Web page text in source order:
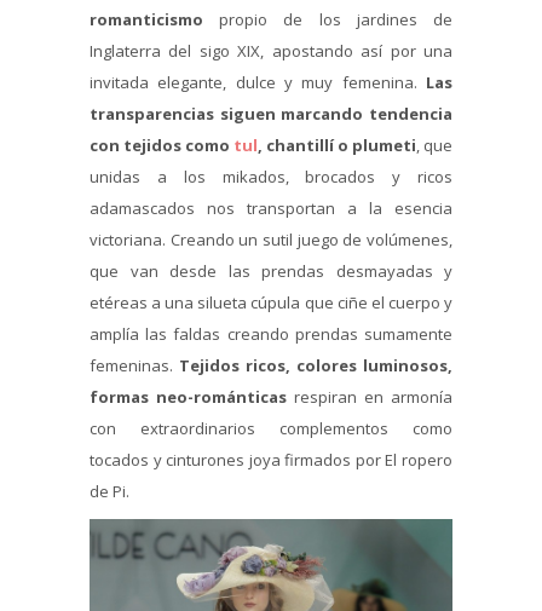
romanticismo propio de los jardines de
Inglaterra del sigo XIX, apostando así por una
invitada elegante, dulce y muy femenina. Las
transparencias siguen marcando tendencia
con tejidos como tul , chantillí o plumeti , que
unidas a los mikados, brocados y ricos
adamascados nos transportan a la esencia
victoriana. Creando un sutil juego de volúmenes,
que van desde las prendas desmayadas y
etéreas a una silueta cúpula que ciñe el cuerpo y
amplía las faldas creando prendas sumamente
femeninas. Tejidos ricos, colores luminosos,
formas neo-románticas respiran en armonía
con extraordinarios complementos como
tocados y cinturones joya firmados por El ropero
de Pi.